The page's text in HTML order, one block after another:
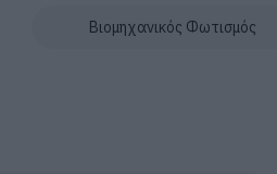
Βιομηχανικός Φωτισμός